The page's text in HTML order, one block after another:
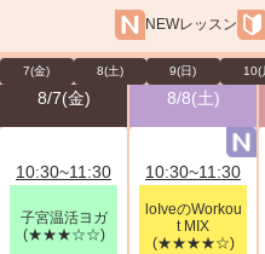
NEWレッスン
7(金) 8(土) 9(日) 10(
8/7(金) 8/8(土)
10:30~11:30
子宮温活ヨガ
(★★★☆☆)
10:30~11:30
loIveのWorkou
t MIX
(★★★★☆)